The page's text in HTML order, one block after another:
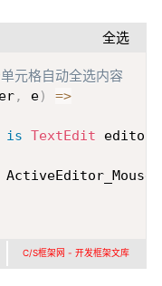
全选
格自动全选内容
, e)
=>
is TextEdit editor
Copy
C/S框架网 - 开发框架文库